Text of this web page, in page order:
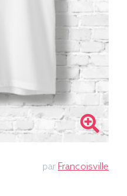
par Francoisville